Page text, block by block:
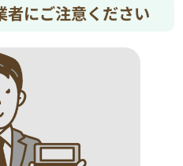
者にご注意ください